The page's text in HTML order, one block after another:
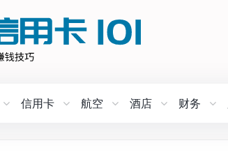
信用卡 航空 酒店 财务